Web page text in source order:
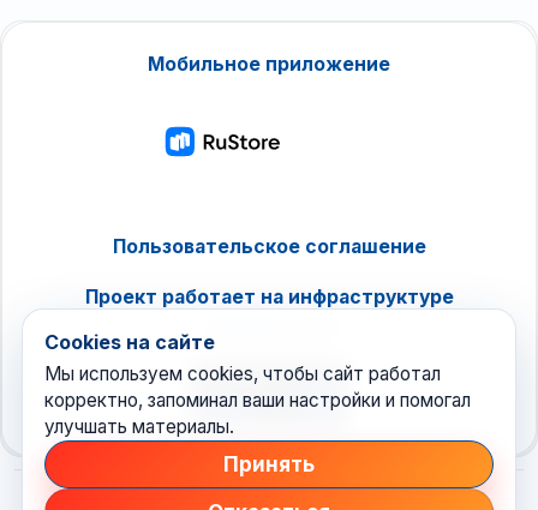
Мобильное приложение
Пользовательское соглашение
Проект работает на инфраструктуре
Cookies на сайте
Мы используем cookies, чтобы сайт работал
корректно, запоминал ваши настройки и помогал
улучшать материалы.
Принять